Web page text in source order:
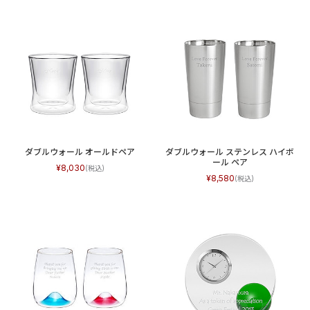
ダブルウォール オールドペア
8,030
ダブルウォール ステンレス ハイボ
ール ペア
8,580